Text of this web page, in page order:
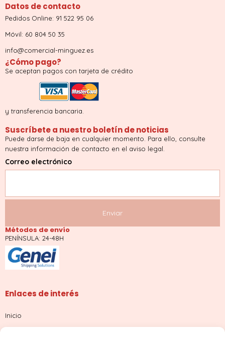
Datos de contacto
Pedidos Online: 91 522 95 06
Móvil: 60 804 50 35
info@comercial-minguez.es
¿Cómo pago?
Se aceptan pagos con tarjeta de crédito
y transferencia bancaria.
Suscríbete a nuestro boletín de noticias
Puede darse de baja en cualquier momento. Para ello, consulte
nuestra información de contacto en el aviso legal.
Correo electrónico
Métodos de envío
PENÍNSULA: 24-48H
Enlaces de interés
Inicio